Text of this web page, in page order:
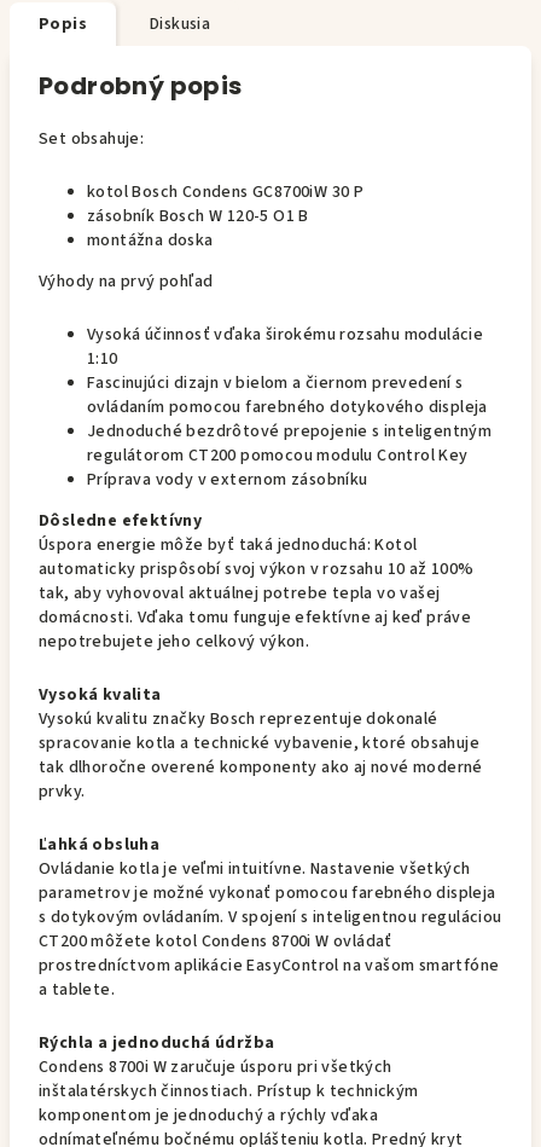
Popis Diskusia
Podrobný popis
Set obsahuje:
kotol Bosch Condens GC8700iW 30 P
zásobník Bosch W 120-5 O1 B
montážna doska
Výhody na prvý pohľad
Vysoká účinnosť vďaka širokému rozsahu modulácie
1:10
Fascinujúci dizajn v bielom a čiernom prevedení s
ovládaním pomocou farebného dotykového displeja
Jednoduché bezdrôtové prepojenie s inteligentným
regulátorom CT200 pomocou modulu Control Key
Príprava vody v externom zásobníku
Dôsledne efektívny
Úspora energie môže byť taká jednoduchá: Kotol
automaticky prispôsobí svoj výkon v rozsahu 10 až 100%
tak, aby vyhovoval aktuálnej potrebe tepla vo vašej
domácnosti. Vďaka tomu funguje efektívne aj keď práve
nepotrebujete jeho celkový výkon.
Vysoká kvalita
Vysokú kvalitu značky Bosch reprezentuje dokonalé
spracovanie kotla a technické vybavenie, ktoré obsahuje
tak dlhoročne overené komponenty ako aj nové moderné
prvky.
Ľahká obsluha
Ovládanie kotla je veľmi intuitívne. Nastavenie všetkých
parametrov je možné vykonať pomocou farebného displeja
s dotykovým ovládaním. V spojení s inteligentnou reguláciou
CT200 môžete kotol Condens 8700i W ovládať
prostredníctvom aplikácie EasyControl na vašom smartfóne
a tablete.
Rýchla a jednoduchá údržba
Condens 8700i W zaručuje úsporu pri všetkých
inštalatérskych činnostiach. Prístup k technickým
komponentom je jednoduchý a rýchly vďaka
odnímateľnému bočnému oplášteniu kotla. Predný kryt